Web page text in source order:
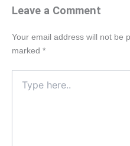
Leave a Comment
Your email address will not be
marked *
here..